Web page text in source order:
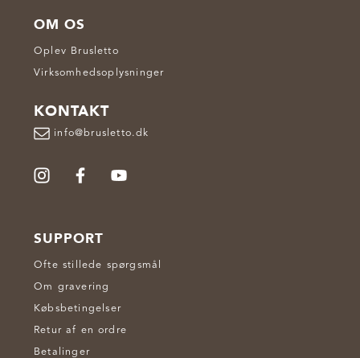
OM OS
Oplev Brusletto
Virksomhedsoplysninger
KONTAKT
info@brusletto.dk
SUPPORT
Ofte stillede spørgsmål
Om gravering
Købsbetingelser
Retur af en ordre
Betalinger